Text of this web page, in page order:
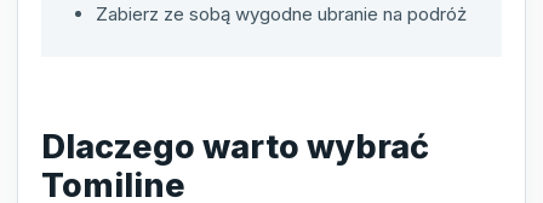
Zabierz ze sobą wygodne ubranie na podróż
Dlaczego warto wybrać
Tomiline